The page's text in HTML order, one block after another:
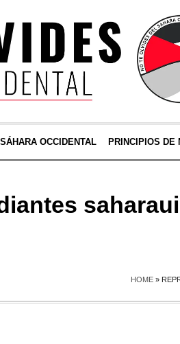
OCCIDENTAL PRINCIPIOS DE
HOME »